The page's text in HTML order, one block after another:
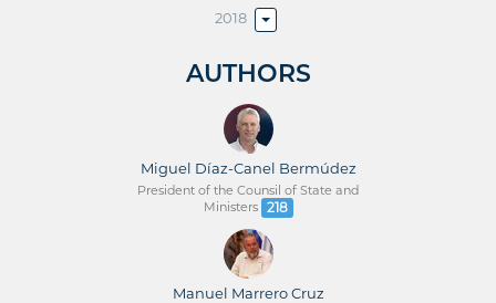
2018
AUTHORS
Miguel Díaz-Canel Bermúdez
President of the Counsil of State and
Ministers 218
Manuel Marrero Cruz